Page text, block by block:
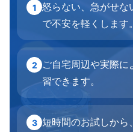
1 怒らない、急がせな
で不安を軽くします。
2
ご自宅周辺や実際
習できます。
3 短時間のお試しから